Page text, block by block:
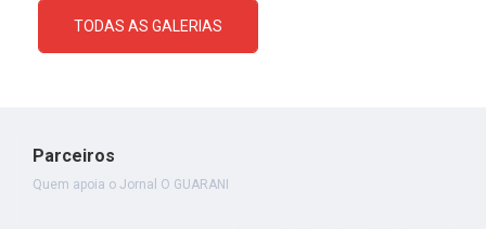
TODAS AS GALERIAS
Parceiros
Quem apoia o Jornal O GUARANI